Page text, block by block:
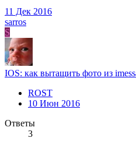
11 Дек 2016
sarros
S
IOS: как вытащить фото из
ROST
10 Июн 2016
Ответы
3